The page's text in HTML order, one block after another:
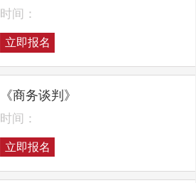
时间：
立即报名
《商务谈判》
时间：
立即报名